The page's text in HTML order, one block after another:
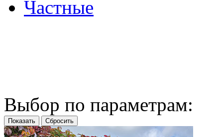
Частные
Выбор по параметрам: